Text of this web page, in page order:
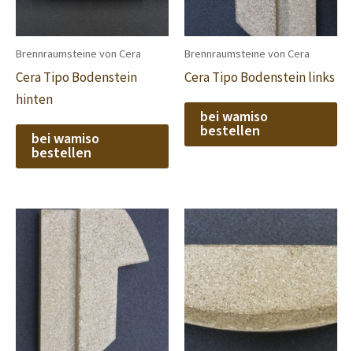
Brennraumsteine von Cera
Cera Tipo Bodenstein
hinten
bei wamiso
bestellen
Brennraumsteine von Cera
Cera Tipo Bodenstein links
bei wamiso
bestellen